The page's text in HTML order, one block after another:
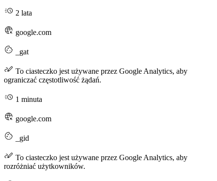
2 lata
google.com
_gat
To ciasteczko jest używane przez Google Analytics, aby
ograniczać częstotliwość żądań.
1 minuta
google.com
_gid
To ciasteczko jest używane przez Google Analytics, aby
rozróżniać użytkowników.